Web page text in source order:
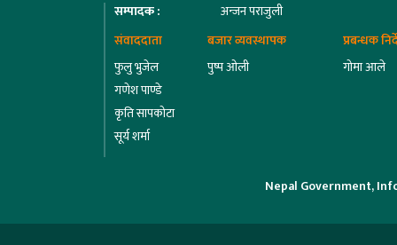
सम्पादक :
अन्जन पराजुली
संवाददाता
फुलु भुजेल
गणेश पाण्डे
कृति सापकोटा
सूर्य शर्मा
बजार व्यवस्थापक
पुष्प ओली
प्रबन्धक
गोमा आले
Nepal Government,